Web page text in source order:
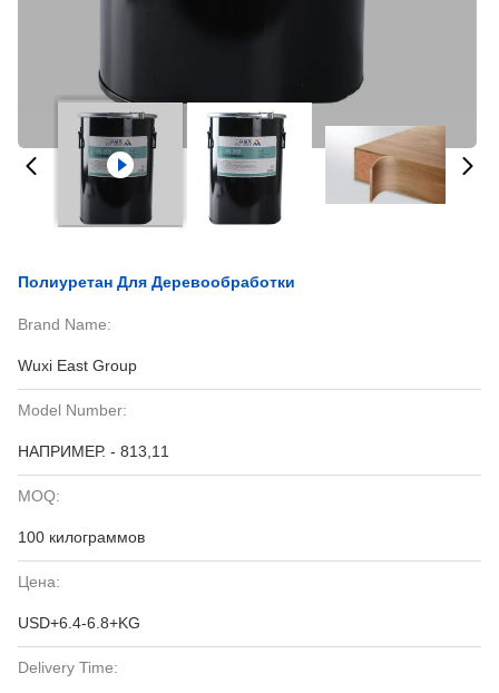
Полиуретан Для Деревообработки
Brand Name:
Wuxi East Group
Model Number:
НАПРИМЕР. - 813,11
MOQ:
100 килограммов
Цена:
USD+6.4-6.8+KG
Delivery Time: